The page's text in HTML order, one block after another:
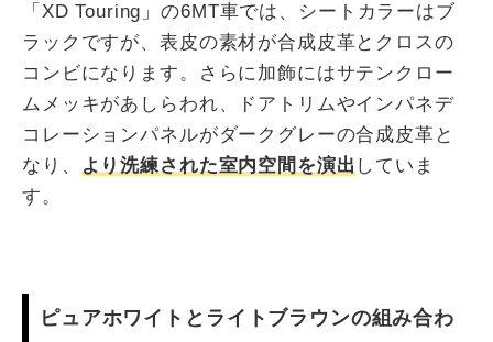
「XD Touring」の6MT車では、シートカラーはブ
ラックですが、表皮の素材が合成皮革とクロスの
コンビになります。さらに加飾にはサテンクロー
ムメッキがあしらわれ、ドアトリムやインパネデ
コレーションパネルがダークグレーの合成皮革と
なり、
より洗練された室内空間を演出 していま
す。
ピュアホワイトとライトブラウンの組み合わ